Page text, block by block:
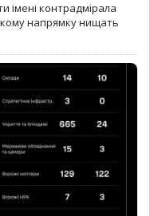
імені контрадмірала
напрямку нищать